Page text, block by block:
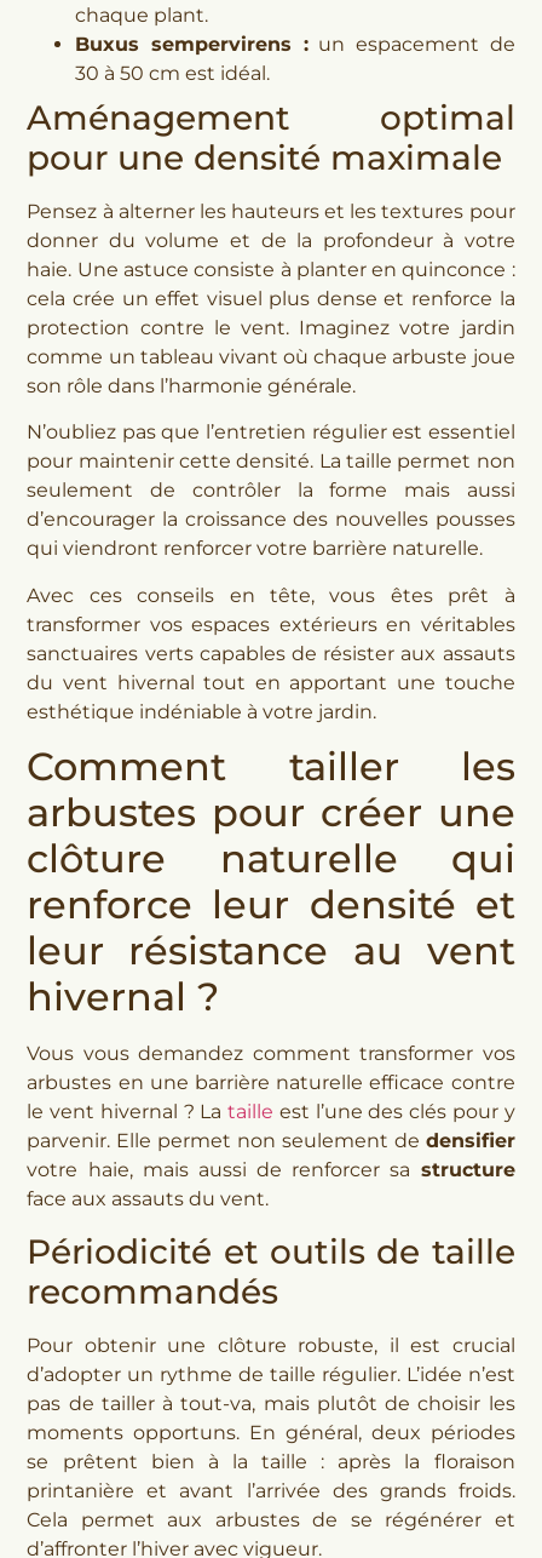
chaque plant.
Buxus sempervirens :un espacement de
30 à 50 cm est idéal.
Aménagement optimal
pour une densité maximale
Pensez à alterner les hauteurs et les textures pour
donner du volume et de la profondeur à votre
haie. Une astuce consiste à planter en quinconce :
cela crée un effet visuel plus dense et renforce la
protection contre le vent. Imaginez votre jardin
comme un tableau vivant où chaque arbuste joue
son rôle dans l’harmonie générale.
N’oubliez pas que l’entretien régulier est essentiel
pour maintenir cette densité. La taille permet non
seulement de contrôler la forme mais aussi
d’encourager la croissance des nouvelles pousses
qui viendront renforcer votre barrière naturelle.
Avec ces conseils en tête, vous êtes prêt à
transformer vos espaces extérieurs en véritables
sanctuaires verts capables de résister aux assauts
du vent hivernal tout en apportant une touche
esthétique indéniable à votre jardin.
Comment tailler les
arbustes pour créer une
clôture naturelle qui
renforce leur densité et
leur résistance au vent
hivernal ?
Vous vous demandez comment transformer vos
arbustes en une barrière naturelle efficace contre
le vent hivernal ? Lataille est l’une des clés pour y
parvenir. Elle permet non seulement de densifier
votre haie, mais aussi de renforcer sa structure
face aux assauts du vent.
Périodicité et outils de taille
recommandés
Pour obtenir une clôture robuste, il est crucial
d’adopter un rythme de taille régulier. L’idée n’est
pas de tailler à tout-va, mais plutôt de choisir les
moments opportuns. En général, deux périodes
se prêtent bien à la taille : après la floraison
printanière et avant l’arrivée des grands froids.
Cela permet aux arbustes de se régénérer et
d’affronter l’hiver avec vigueur.